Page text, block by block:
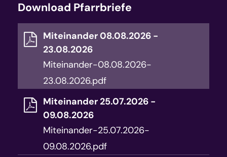
Download Pfarrbriefe
Miteinander 08.08.2026 -
23.08.2026
Miteinander-08.08.2026-
23.08.2026.pdf
Miteinander 25.07.2026 -
09.08.2026
Miteinander-25.07.2026-
09.08.2026.pdf